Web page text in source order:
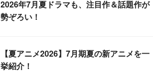
2026年7月夏ドラマも、注目作＆話題作が
勢ぞろい！
【夏アニメ2026】7月期夏の新アニメを一
挙紹介！